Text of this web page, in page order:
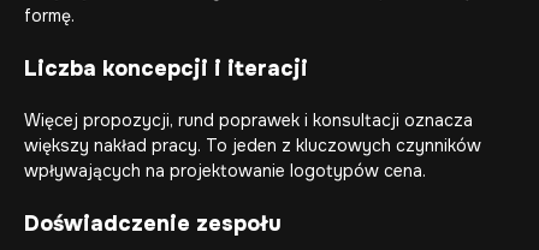
formę.
Liczba koncepcji i iteracji
Więcej propozycji, rund poprawek i konsultacji oznacza
większy nakład pracy. To jeden z kluczowych czynników
wpływających na projektowanie logotypów cena.
Doświadczenie zespołu